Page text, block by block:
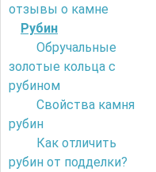
отзывы о камне
Рубин
Обручальные
золотые кольца с
рубином
Свойства камня
рубин
Как отличить
рубин от подделки?